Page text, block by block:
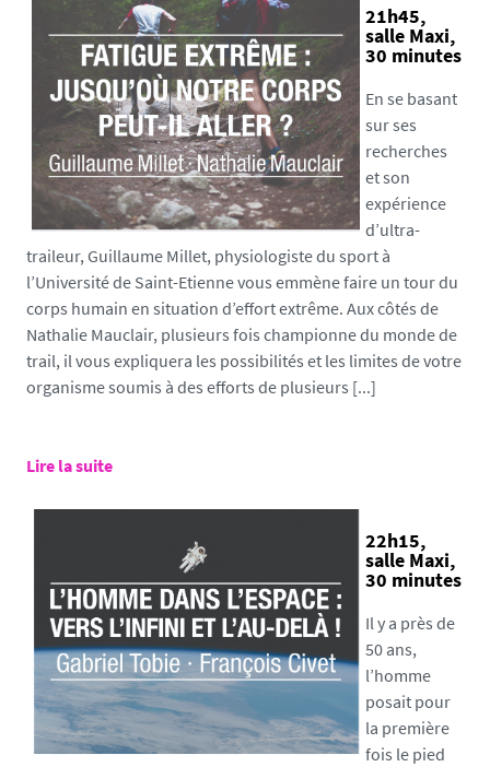
21h45,
salle Maxi,
30 minutes
En se basant
sur ses
recherches
et son
expérience
d’ultra-
traileur, Guillaume Millet, physiologiste du sport à
l’Université de Saint-Etienne vous emmène faire un tour du
corps humain en situation d’effort extrême. Aux côtés de
Nathalie Mauclair, plusieurs fois championne du monde de
trail, il vous expliquera les possibilités et les limites de votre
organisme soumis à des efforts de plusieurs [...]
Lire la suite
22h15,
salle Maxi,
30 minutes
Il y a près de
50 ans,
l’homme
posait pour
la première
fois le pied